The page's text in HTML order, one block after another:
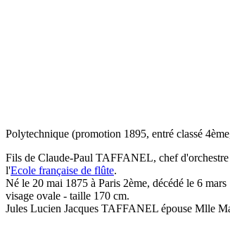
Polytechnique (promotion 1895, entré classé
Fils de Claude-Paul TAFFANEL, chef
l'Ecole française de flûte.
Né le 20 mai 1875 à Paris 2ème, décédé le 6
visage ovale - taille 170 cm.
Jules Lucien Jacques TAFFANEL épouse Mlle